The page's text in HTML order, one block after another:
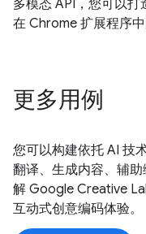
多模态 API，您可以
在 Chrome 扩展程序
更多用例
您可以构建依托 AI 技
翻译、生成内容、辅
解 Google Creative
互动式创意编码体验。